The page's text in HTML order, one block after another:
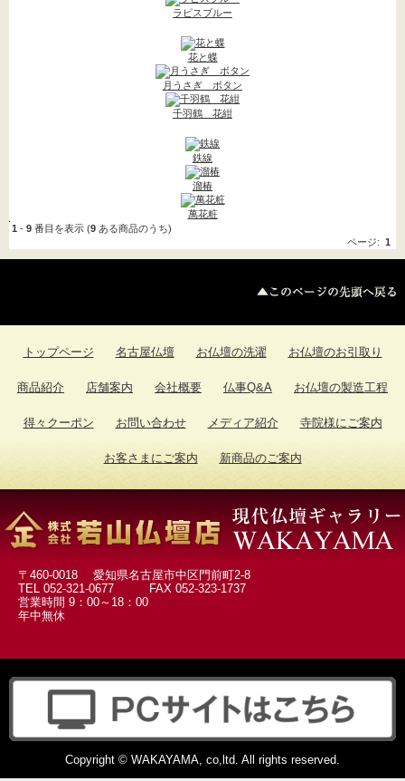
ロウソク キャンドル-
>(42)
お香->(8)
お守り守護尊(1)
墓参用品->(13)
お数珠 お数珠袋->(104)
ソウルジュエリー->(247)
お葬儀の時のお品(1)
お盆用品(3)
扇子
ラピスブルー
花と蝶
月うさぎ ボタン
千羽鶴 花紺
鉄線
溜椿
萬花粧
1 - 9 番目を表示 (9 ある商品のうち)
ページ: 1
トップページ 名古屋仏壇 お仏壇の洗濯 お仏壇のお引取り
商品紹介 店舗案内 会社概要 仏事Q&A お仏壇の製造工程
得々クーポン お問い合わせ メディア紹介 寺院様にご案内
お客さまにご案内 新商品のご案内
〒460-0018 愛知県名古屋市中区門前町2-8
TEL 052-321-0677 FAX 052-323-1737
営業時間 9：00～18：00
年中無休
Copyright © WAKAYAMA, co,ltd. All rights reserved.